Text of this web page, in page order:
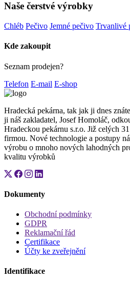
Naše čerstvé výrobky
Chléb Pečivo Jemné pečivo Trvanlivé
Kde zakoupit
Seznam prodejen?
Telefon E-mail E-shop
Hradecká pekárna, tak jak ji dnes
ji náš zakladatel, Josef Homoláč,
Hradeckou pekárnu s.r.o. Již celých
firmou. Nové technologie a postupy
výrobu o mnoho nových lahodných
kvalitu výrobků
Dokumenty
Obchodní podmínky
GDPR
Reklamační řád
Certifikace
Účty ke zveřejnění
Identifikace